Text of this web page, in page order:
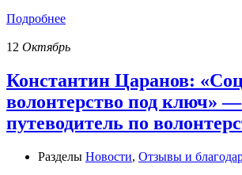
Подробнее
12 Октябрь
Константин Царанов:
волонтерство под ключ»
путеводитель по
Разделы Новости, Отзывы и